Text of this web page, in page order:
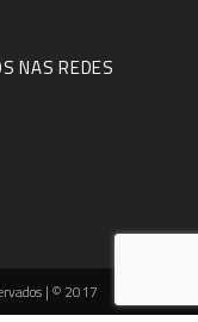
NAS REDES
| © 2017